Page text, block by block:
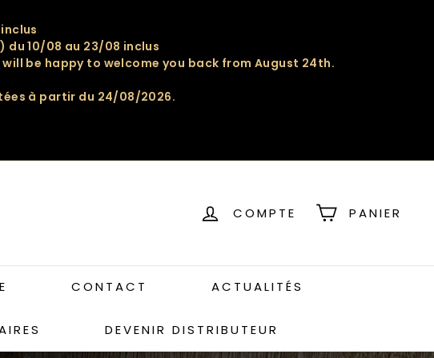
10/08 au 23/08 inclus
be happy to welcome you back from August 24th.
à partir du 24/08/2026.
COMPTE PANIER
CONTACT ACTUALITÉS
DEVENIR DISTRIBUTEUR